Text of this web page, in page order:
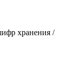
хранения /